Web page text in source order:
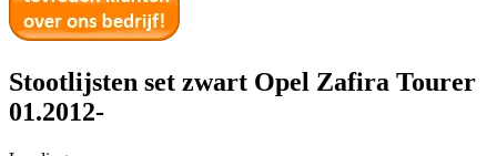
Stootlijsten set zwart Opel Zafira Tourer
01.2012-